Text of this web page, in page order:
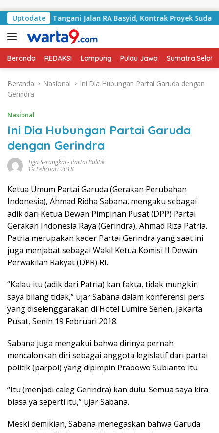
Uptodate
Mulai Tangani Jalan RA Basyid, Kontrak Proyek Sudah
Beranda REDAKSI Lampung Pulau Jawa Sumatra
Beranda Nasional
Ini Dia Hubungan Partai Garuda dengan
Gerindra
Nasional
Ini Dia Hubungan Partai Garuda
dengan Gerindra
Tiga Serangkai-Partai Politik
19 Februari 2018
Ketua Umum Partai Garuda (Gerakan Perubahan
Indonesia), Ahmad Ridha Sabana, mengaku sebagai
adik dari Ketua Dewan Pimpinan Pusat (DPP) Partai
Gerakan Indonesia Raya (Gerindra), Ahmad Riza Patria.
Patria merupakan kader Partai Gerindra yang saat ini
juga menjabat sebagai Wakil Ketua Komisi II Dewan
Perwakilan Rakyat (DPR) RI.
“Kalau itu (adik dari Patria) kan fakta, tidak mungkin
saya bilang tidak,” ujar Sabana dalam konferensi pers
yang diselenggarakan di Hotel Lumire Senen, Jakarta
Pusat, Senin 19 Februari 2018.
Sabana juga mengakui bahwa dirinya pernah
mencalonkan diri sebagai anggota legislatif dari partai
politik (parpol) yang dipimpin Prabowo Subianto itu.
“Itu (menjadi caleg Gerindra) kan dulu. Semua saya kira
biasa ya seperti itu,” ujar Sabana.
Meski demikian, Sabana menegaskan bahwa Garuda